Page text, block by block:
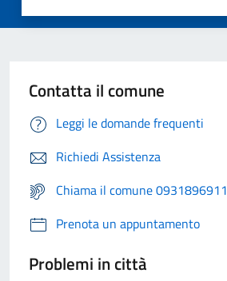
Contatta il comune
Leggi le domande frequenti
Richiedi Assistenza
Chiama il comune 0931896911
Prenota un appuntamento
Problemi in città